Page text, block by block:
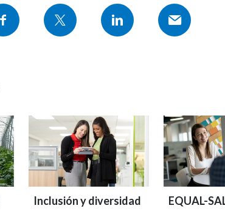
Inclusión y diversidad EQUAL-